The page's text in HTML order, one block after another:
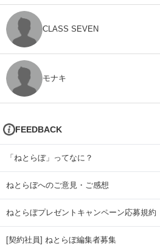
CLASS SEVEN
モナキ
FEEDBACK
「ねとらぼ」ってなに？
ねとらぼへのご意見・ご感想
ねとらぼプレゼントキャンペーン応募規約
[契約社員] ねとらぼ編集者募集